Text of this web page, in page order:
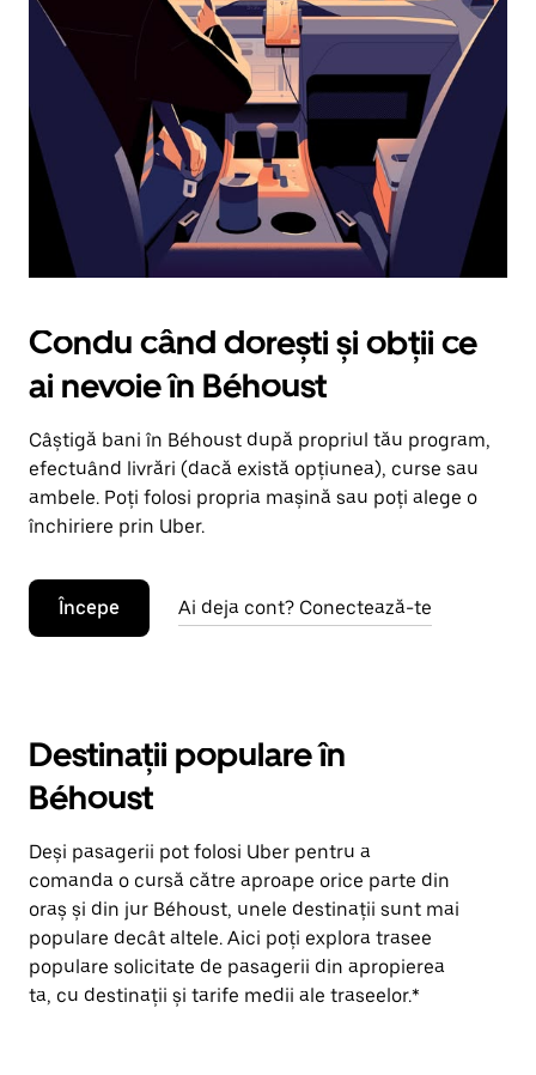
în
jos.
Închide
calendarul
apăsând
pe
butonul
Escape.
Condu când dorești și obții ce
ai nevoie în Béhoust
Câștigă bani în Béhoust după propriul tău program,
efectuând livrări (dacă există opțiunea), curse sau
ambele. Poți folosi propria mașină sau poți alege o
închiriere prin Uber.
Începe Ai deja cont? Conectează-te
Destinații populare în
Béhoust
Deși pasagerii pot folosi Uber pentru a
comanda o cursă către aproape orice parte din
oraș și din jur Béhoust, unele destinații sunt mai
populare decât altele. Aici poți explora trasee
populare solicitate de pasagerii din apropierea
ta, cu destinații și tarife medii ale traseelor.*